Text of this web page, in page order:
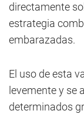
directamente
estrategia
embarazadas.
El uso de esta
levemente y se
determinados